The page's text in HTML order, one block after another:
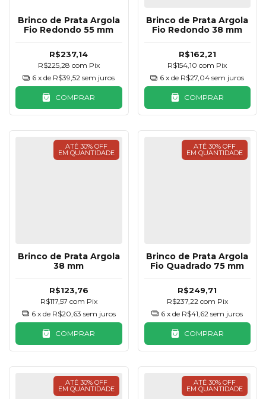
Brinco de Prata Argola
Fio Redondo 55 mm
R$237,14
R$225,28 com Pix
6 x de R$39,52 sem juros
COMPRAR
Brinco de Prata Argola
Fio Redondo 38 mm
R$162,21
R$154,10com Pix
6 x de R$27,04 sem juros
COMPRAR
ATÉ 30% OFF
EM QUANTIDADE
Brinco de Prata Argola
38 mm
R$123,76
R$117,57 com Pix
6 x de R$20,63 sem juros
COMPRAR
ATÉ 30% OFF
EM QUANTIDADE
Brinco de Prata Argola
Fio Quadrado 75 mm
R$249,71
R$237,22 com Pix
6 x de R$41,62 sem juros
COMPRAR
ATÉ 30% OFF
EM QUANTIDADE
ATÉ 30% OFF
EM QUANTIDADE